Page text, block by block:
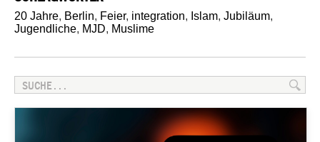
20 Jahre, Berlin, Feier, integration, Islam, Jubiläum,
Jugendliche, MJD, Muslime